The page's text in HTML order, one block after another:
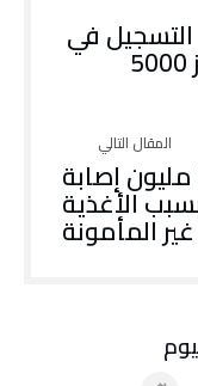
التسجيل في
برنامج الكراء المُملّك وإنجاز 5000
الصحة العالمية”: 866 مليون إصابة
الأغذية
غير المأمونة